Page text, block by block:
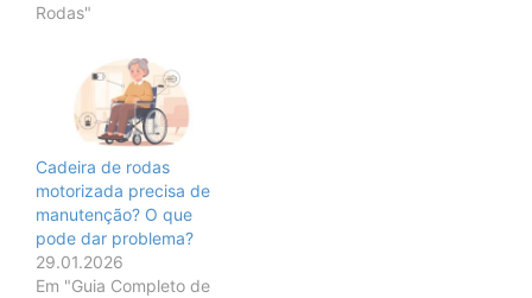
Rodas"
Cadeira de rodas
motorizada precisa de
manutenção? O que
pode dar problema?
29.01.2026
Em "Guia Completo de